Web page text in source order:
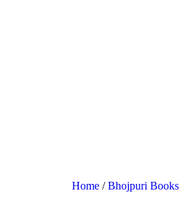
Home /Bhojpuri Books